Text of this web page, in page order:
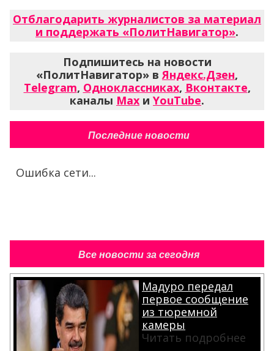
Отблагодарить журналистов за материал
и поддержать «ПолитНавигатор».
Подпишитесь на новости
«ПолитНавигатор» вЯндекс.Дзен,
Telegram, Одноклассниках, Вконтакте,
каналы Max и YouTube.
Последние новости
Ошибка сети...
Все новости за сегодня
Мадуро передал
первое сообщение
из тюремной
камеры
Читать подробнее